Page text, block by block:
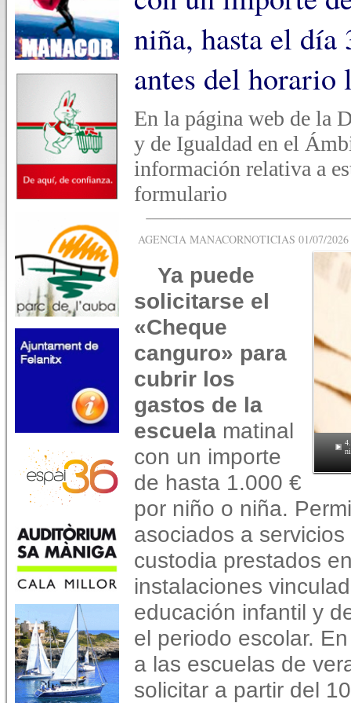
niña, hasta el
antes del horario
En la página web de la
y de Igualdad en el
información relativa a
formulario
AGENCIA MANACORNOTICIAS 01/07/
Ya puede
solicitarse el
«Cheque
canguro» para
cubrir los
gastos de la
escuela matinal
con un importe
de hasta 1.000 €
por niño o niña.
asociados a
custodia prestados
instalaciones
educación infantil y
el periodo escolar.
a las escuelas de
solicitar a partir del